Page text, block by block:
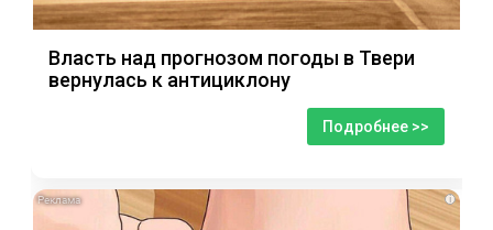
Власть над прогнозом погоды в Твери
вернулась к антициклону
Подробнее >>
i